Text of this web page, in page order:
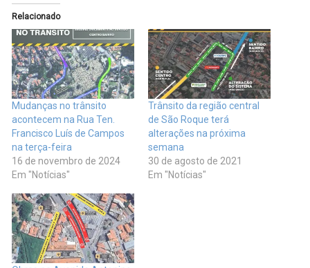
Relacionado
Mudanças no trânsito
acontecem na Rua Ten.
Francisco Luís de Campos
na terça-feira
16 de novembro de 2024
Em "Notícias"
Trânsito da região central
de São Roque terá
alterações na próxima
semana
30 de agosto de 2021
Em "Notícias"